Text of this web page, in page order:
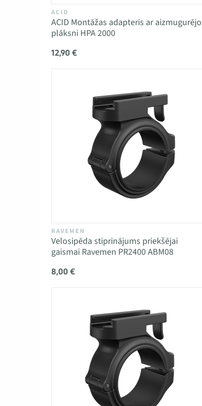
ACID
ACID Montāžas adapteris ar aizmugurējo
plāksni HPA 2000
12,90 €
RAVEMEN
Velosipēda stiprinājums priekšējai
gaismai Ravemen PR2400 ABM08
8,00 €